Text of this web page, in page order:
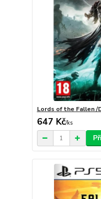
Lords of the Fallen /
647 Kč/ks